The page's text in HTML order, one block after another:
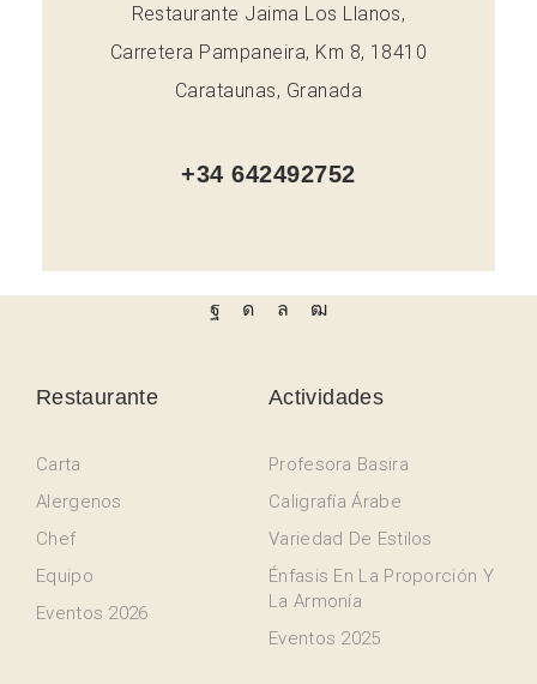
Restaurante Jaima Los Llanos,
Carretera Pampaneira, Km 8, 18410
Carataunas, Granada
+34 642492752
Restaurante
Carta
Alergenos
Chef
Equipo
Eventos 2026
Actividades
Profesora Basira
Caligrafía Árabe
Variedad De Estilos
Énfasis En La Proporción Y
La Armonía
Eventos 2025